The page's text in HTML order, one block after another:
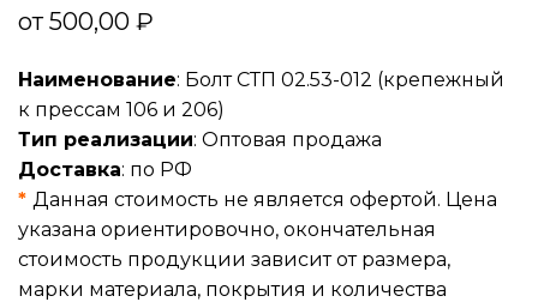
от500,00 ₽
Наименование: Болт СТП 02.53-012 (крепежный
к прессам 106 и 206)
Тип реализации: Оптовая продажа
Доставка: по РФ
* Данная стоимость не является офертой. Цена
указана ориентировочно, окончательная
стоимость продукции зависит от размера,
марки материала, покрытия и количества